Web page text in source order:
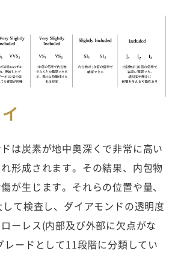
は炭素が地中奥深くで非常に高い
形成されます。その結果、内包物
が生じます。それらの位置や量、
て検査し、ダイアモンドの透明度
ーレス(内部及び外部に欠点がな
レードとして11段階に分類してい